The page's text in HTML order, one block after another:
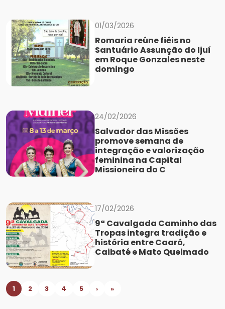
01/03/2026
Romaria reúne fiéis no
Santuário Assunção do Ijuí
em Roque Gonzales neste
domingo
24/02/2026
Salvador das Missões
promove semana de
integração e valorização
feminina na Capital
Missioneira do C
17/02/2026
9ª Cavalgada Caminho das
Tropas integra tradição e
história entre Caaró,
Caibaté e Mato Queimado
1 2 3 4 5 › »